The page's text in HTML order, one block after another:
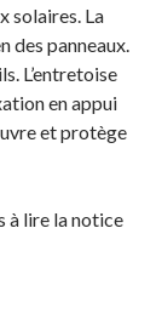
solaires. La
des panneaux.
L’entretoise
en appui
et protège
à lire la notice